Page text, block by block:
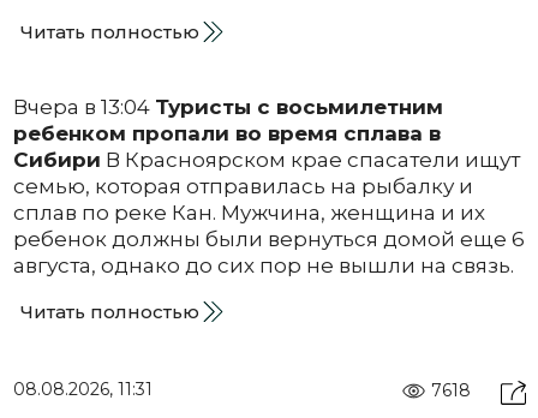
Читать полностью
Вчера в 13:04 Туристы с восьмилетним
ребенком пропали во время сплава в
Сибири В Красноярском крае спасатели ищут
семью, которая отправилась на рыбалку и
сплав по реке Кан. Мужчина, женщина и их
ребенок должны были вернуться домой еще 6
августа, однако до сих пор не вышли на связь.
Читать полностью
08.08.2026, 11:31 7618